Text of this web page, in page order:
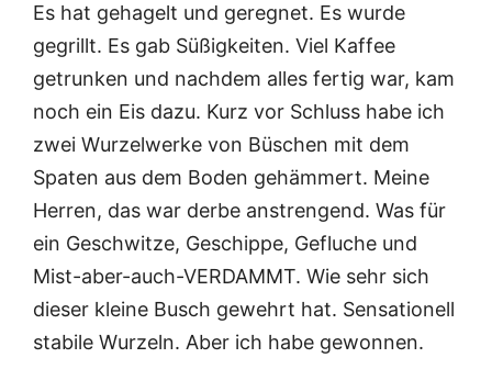
Es hat gehagelt und geregnet. Es wurde
gegrillt. Es gab Süßigkeiten. Viel Kaffee
getrunken und nachdem alles fertig war, kam
noch ein Eis dazu. Kurz vor Schluss habe ich
zwei Wurzelwerke von Büschen mit dem
Spaten aus dem Boden gehämmert. Meine
Herren, das war derbe anstrengend. Was für
ein Geschwitze, Geschippe, Gefluche und
Mist-aber-auch-VERDAMMT. Wie sehr sich
dieser kleine Busch gewehrt hat. Sensationell
stabile Wurzeln. Aber ich habe gewonnen.